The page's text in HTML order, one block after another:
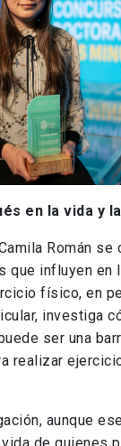
en la vida y
Román se
que influyen en
físico, en
investiga
ser una
realizar
aunque